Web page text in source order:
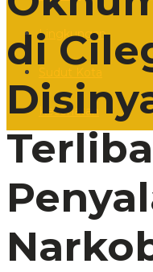
Lingkungan
Kesehatan
di